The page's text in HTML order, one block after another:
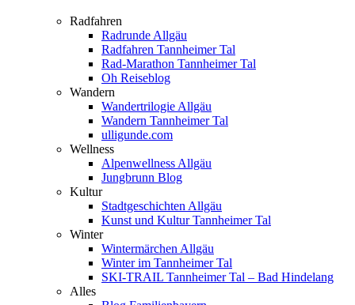
Radfahren
Radrunde Allgäu
Radfahren Tannheimer Tal
Rad-Marathon Tannheimer Tal
Oh Reiseblog
Wandern
Wandertrilogie Allgäu
Wandern Tannheimer Tal
ulligunde.com
Wellness
Alpenwellness Allgäu
Jungbrunn Blog
Kultur
Stadtgeschichten Allgäu
Kunst und Kultur Tannheimer Tal
Winter
Wintermärchen Allgäu
Winter im Tannheimer Tal
SKI-TRAIL Tannheimer Tal – Bad Hindelang
Alles